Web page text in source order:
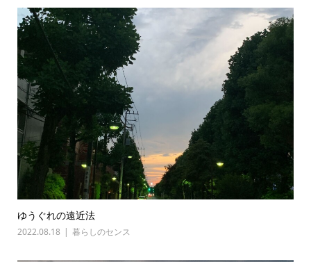
ゆうぐれの遠近法
2022.08.18 暮らしのセンス